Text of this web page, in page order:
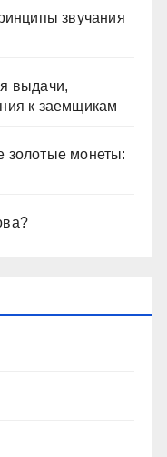
звучания
выдачи,
к заемщикам
золотые монеты: